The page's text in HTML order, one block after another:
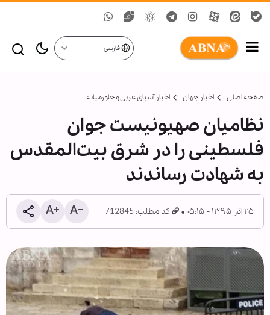
فارسی
صفحه اصلی اخبار جهان اخبار آسیای غربی و خاورمیانه
نظامیان صهیونیست جوان
فلسطینی را در شرق بیت‌المقدس
به شهادت رساندند
۲۵ آذر ۱۳۹۵ - ۰۵:۱۵ کد مطلب: 712845